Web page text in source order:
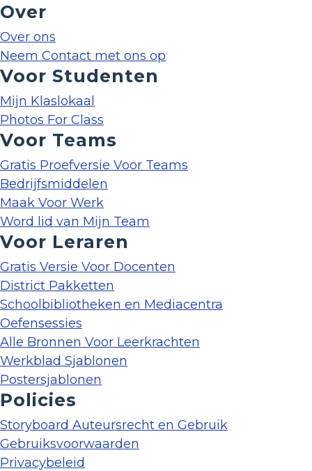
Over
Over ons
Neem Contact met ons op
Voor Studenten
Mijn Klaslokaal
Photos For Class
Voor Teams
Gratis Proefversie Voor Teams
Bedrijfsmiddelen
Maak Voor Werk
Word lid van Mijn Team
Voor Leraren
Gratis Versie Voor Docenten
District Pakketten
Schoolbibliotheken en Mediacentra
Oefensessies
Alle Bronnen Voor Leerkrachten
Werkblad Sjablonen
Postersjablonen
Policies
Storyboard Auteursrecht en Gebruik
Gebruiksvoorwaarden
Privacybeleid